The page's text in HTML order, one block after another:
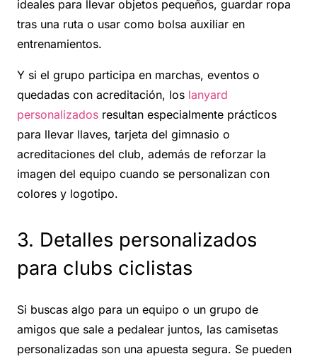
ideales para llevar objetos pequeños, guardar ropa
tras una ruta o usar como bolsa auxiliar en
entrenamientos.
Y si el grupo participa en marchas, eventos o
quedadas con acreditación, los lanyard
personalizados resultan especialmente prácticos
para llevar llaves, tarjeta del gimnasio o
acreditaciones del club, además de reforzar la
imagen del equipo cuando se personalizan con
colores y logotipo.
3. Detalles personalizados
para clubs ciclistas
Si buscas algo para un equipo o un grupo de
amigos que sale a pedalear juntos, las camisetas
personalizadas son una apuesta segura. Se pueden